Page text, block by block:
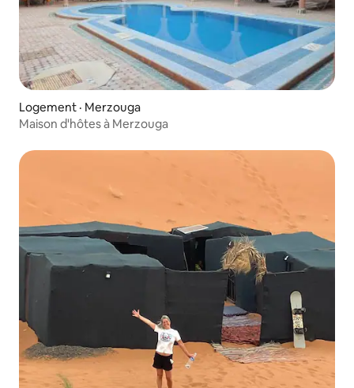
Logement · Merzouga
Maison d'hôtes à Merzouga